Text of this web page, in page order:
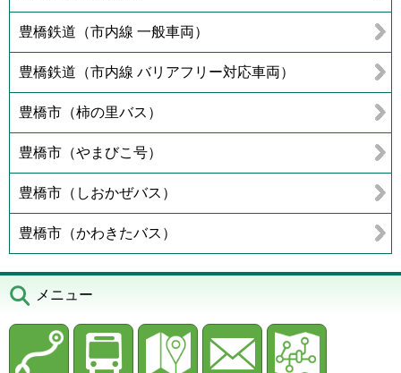
豊橋鉄道（市内線 一般車両）
豊橋鉄道（市内線 バリアフリー対応車両）
豊橋市（柿の里バス）
豊橋市（やまびこ号）
豊橋市（しおかぜバス）
豊橋市（かわきたバス）
メニュー